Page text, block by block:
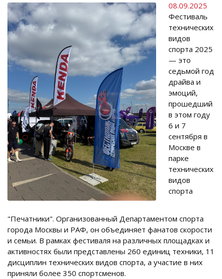
08.09.2025
Фестиваль
технических
видов
спорта 2025
— это
седьмой год
драйва и
эмоций,
прошедший
в этом году
6 и 7
сентября в
Москве в
парке
технических
видов
спорта
"Печатники". Организованный Департаментом спорта
города Москвы и РАФ, он объединяет фанатов скорости
и семьи. В рамках фестиваля на различных площадках и
активностях были представлены 260 единиц техники, 11
дисциплин технических видов спорта, а участие в них
приняли более 350 спортсменов.